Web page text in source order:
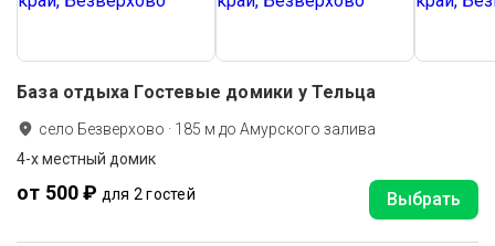
База отдыха Гостевые домики у Тельца
село Безверхово · 185 м до Амурского залива
4-х местный домик
от 500 ₽ для 2 гостей Выбрать